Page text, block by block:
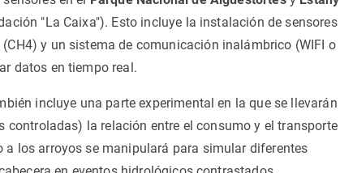
"La Caixa"). Esto incluye la instalación de sensores
y un sistema de comunicación inalámbrico (WIFI o
datos en tiempo real.
incluye una parte experimental en la que se llevarán
la relación entre el consumo y el transporte
los arroyos se manipulará para simular diferentes